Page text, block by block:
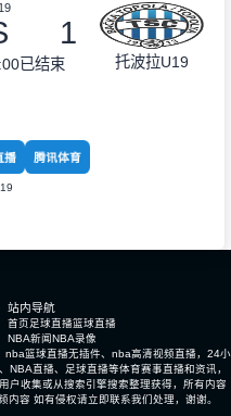
1
已结束 托波拉U19
播 腾讯体育
站内导航
首页足球直播篮球直播
NBA新闻NBA录像
篮球直播无插件、nba高清视频直播，24小
NBA直播、足球直播等体育赛事直播和资讯，
户收集或从搜索引擎搜索整理获得，所有内容
容 如有侵权请立即联系我们处理，谢谢。